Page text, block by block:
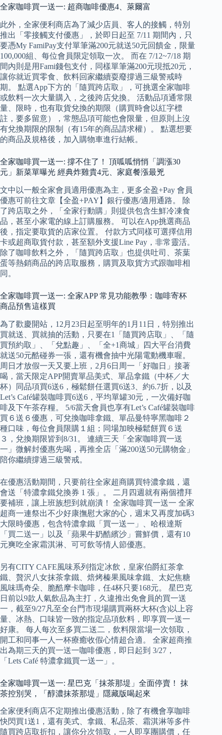
全家咖啡買一送一: 超商咖啡優惠4、萊爾富
此外，全家便利商店為了減少店員、客人的接觸，特別
推出「零接觸支付優惠」，於即日起至 7/11 期間內，只
要憑My FamiPay支付單筆滿200元就送50元回饋金，限量
100,000組、每位會員限定領取一次。 而在 7/12~7/18 期
間內則是用Fami錢包支付，同樣單筆滿200元現抵20元，
讓你就近買零食、飲料回家繼續耍廢撐過三級警戒時
期。 點選App下方的「隨買跨店取」，可挑選全家咖啡
或飲料一次大量購入，之後跨店兌換。 活動品項通常限
量、限時，也有取貨兌換的期限（購買時會以紅字標
註，要多留意），常態品項可能也會限量，但原則上沒
有兌換期限的限制（有15年的商品請求權）。 點選想要
的商品及規格後，加入購物車進行結帳。
全家咖啡買一送一: 撐不住了！ 頂呱呱悄悄「調漲30
元」新菜單曝光 經典炸雞貴4元、家庭餐漲最兇
文中以一般全家會員適用優惠為主，更多全盈+Pay 會員
優惠可前往文章【全盈+PAY】銀行優惠/適用通路。 除
了跨店取之外，「全家行動購」則提供包含生鮮冷凍食
品，甚至小家電的線上訂購服務。 可以在App挑選商品
後，指定要取貨的店家位置。 付款方式同樣可選擇信用
卡或超商取貨付款，甚至額外支援Line Pay，非常靈活。
除了咖啡飲料之外，「隨買跨店取」也提供吐司、茶葉
蛋等熱銷商品的跨店取服務，購買及取貨方式跟咖啡相
同。
全家咖啡買一送一: 全家APP 常見功能教學：咖啡寄杯
商品預售這樣買
為了歡慶開站，12月23日起至明年的1月11日，特別推出
買就送、買就抽的活動，只要在1「隨買跨店取」、「隨
買預約取」、「兌點趣」、「全+1商城」四大平台消費
就送50元酷碰券一張，還有機會抽中光陽電動機車喔。
周日才放假一天又要上班，2月6日周一「好咖日」接著
喝，當天限定APP開賣單品美式、單品拿鐵（中杯／大
杯）同品項買6送6，極鬆餅任選買6送3、約6.7折，以及
Let’s Café罐裝咖啡買6送6，平均單罐30元，一次備好咖
啡及下午茶存糧。 5/6當天會員也享有Let’s Café罐裝咖啡
買６送６優惠，可兌換咖啡拿鐵、單品曼特寧黑咖啡２
種口味，每位會員限購１組；同場加映極鬆餅買６送
３，兌換期限皆到8/31。 連續三天「全家咖啡買一送
一」微解封優惠先喝，再推全店「滿200送50元購物金」
陪你繼續撐過三級警戒。
在優惠活動期間，只要前往全家超商購買特濃拿鐵，還
會送「特濃拿鐵兌換券 1 張」。 二月四週就有兩個禮拜
要補班，讓上班族想到就崩潰！ 全家咖啡買一送一 全家
超商一連祭出不少好康撫慰大家的心，週末又再度加碼3
大限時優惠，包含特濃拿鐵「買一送一」、哈根達斯
「買二送一」以及「蘋果牛奶酷繽沙」嘗鮮價，還有10
元爽吃全家霜淇淋、可可飲等情人節優惠。
另有CITY CAFE風味系列指定冰飲，皇家伯爵紅茶拿
鐵、贅沢八女抹茶拿鐵、焙烤榛果風味拿鐵、太妃焦糖
風味瑪奇朵、脆酷摩卡咖啡，任4杯只要168元。 星巴克
日前以9款人氣飲品為主打，久違推出免會員的買一送
一，截至9/27凡至全台門市現場購買兩杯大杯(含)以上容
量、冰熱、口味皆一致的指定品項飲料，即享買一送一
好康。 每人每次至多買二送二，飲料限當場一次領取，
開工和同事一人一杯療癒收假心情超合適。 全家超商推
出為期三天的買一送一咖啡優惠，即日起到 3/27，
「Lets Café 特濃拿鐵買一送一」。
全家咖啡買一送一: 星巴克「抹茶那堤」全面停賣！ 抹
茶控別哭，「醇濃抹茶那堤」隱藏版喝起來
全家便利商店不定期推出優惠活動，除了有機會享咖啡
快閃買1送1，還有美式、拿鐵、私品茶、霜淇淋等多件
隨買跨店取折扣，讓你分次領取，一人即享團購價，任